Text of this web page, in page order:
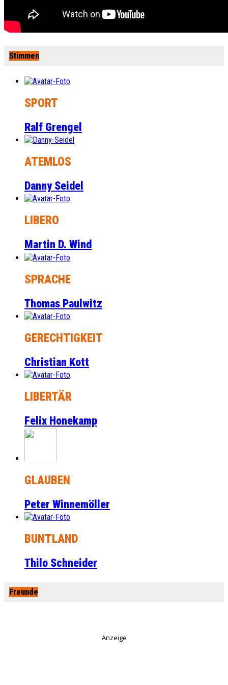
Stimmen
SPORT
Ralf Grengel
ATEMLOS
Danny Seidel
LIBERO
Martin D. Wind
SPRACHE
Thomas Paulwitz
GERECHTIGKEIT
Christian Kott
LIBERTÄR
Felix Honekamp
GLAUBEN
Peter Winnemöller
BUNTLAND
Thilo Schneider
Freunde
Anzeige